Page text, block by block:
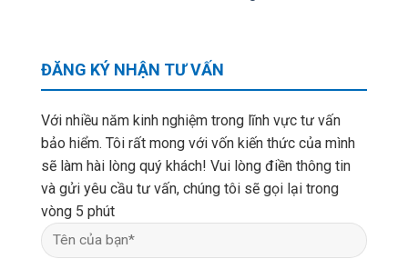
ĐĂNG KÝ NHẬN TƯ VẤN
Với nhiều năm kinh nghiệm trong lĩnh vực tư vấn
bảo hiểm. Tôi rất mong với vốn kiến thức của mình
sẽ làm hài lòng quý khách! Vui lòng điền thông tin
và gửi yêu cầu tư vấn, chúng tôi sẽ gọi lại trong
vòng 5 phút